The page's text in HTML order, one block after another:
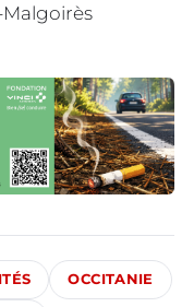
Malgoirès
OCCITANIE